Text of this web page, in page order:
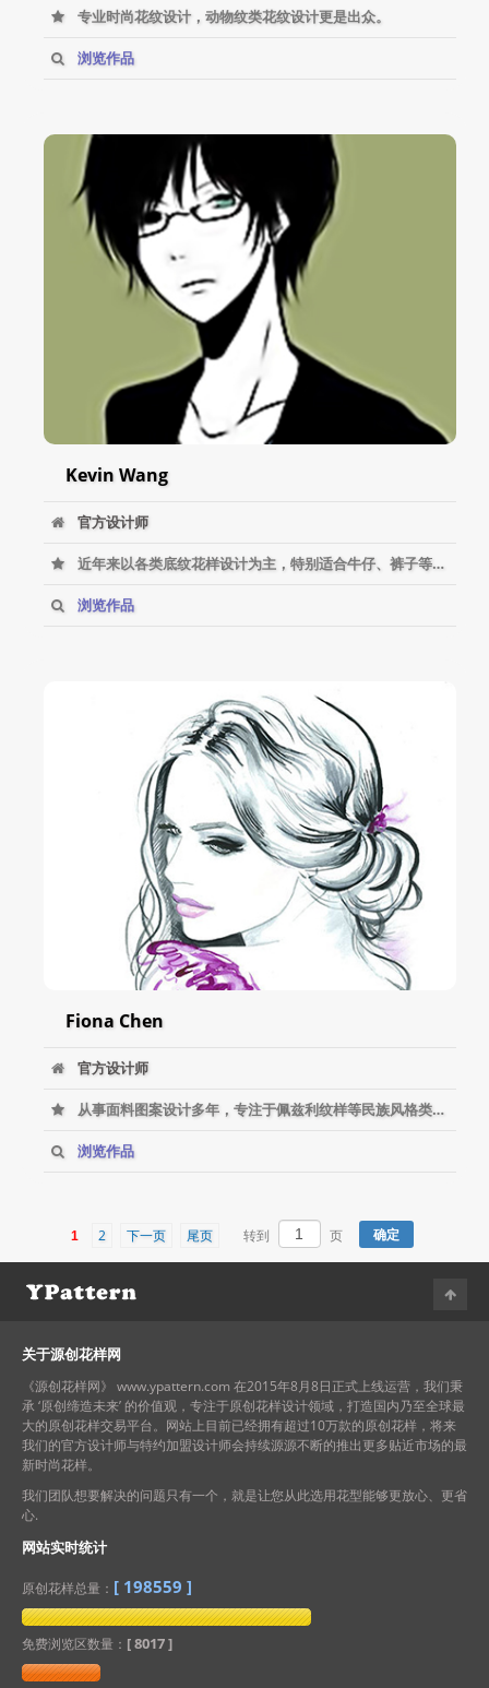
专业时尚花纹设计，动物纹类花纹设计更是出众。
浏览作品
Kevin Wang
官方设计师
近年来以各类底纹花样设计为主，特别适合牛仔、裤子等产品。
浏览作品
Fiona Chen
官方设计师
从事面料图案设计多年，专注于佩兹利纹样等民族风格类花纹的设计。
浏览作品
1 2 下一页 尾页 转到 页
关于源创花样网
《源创花样网》 www.ypattern.com 在2015年8月8日正式上线运营，我们秉
承 ‘原创缔造未来’ 的价值观，专注于原创花样设计领域，打造国内乃至全球最
大的原创花样交易平台。网站上目前已经拥有超过10万款的原创花样，将来
我们的官方设计师与特约加盟设计师会持续源源不断的推出更多贴近市场的最
新时尚花样。
我们团队想要解决的问题只有一个，就是让您从此选用花型能够更放心、更省
心.
网站实时统计
原创花样总量： [ 198559 ]
免费浏览区数量： [ 8017 ]